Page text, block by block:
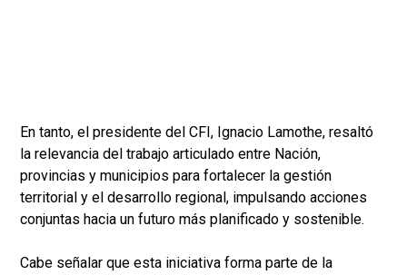
En tanto, el presidente del CFI, Ignacio Lamothe, resaltó
la relevancia del trabajo articulado entre Nación,
provincias y municipios para fortalecer la gestión
territorial y el desarrollo regional, impulsando acciones
conjuntas hacia un futuro más planificado y sostenible.
Cabe señalar que esta iniciativa forma parte de la